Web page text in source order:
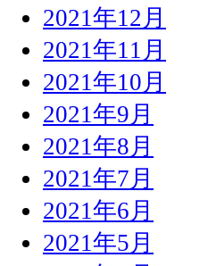
2021年12月
2021年11月
2021年10月
2021年9月
2021年8月
2021年7月
2021年6月
2021年5月